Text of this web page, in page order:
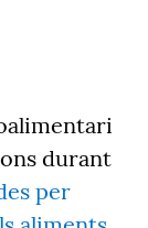
durant
per